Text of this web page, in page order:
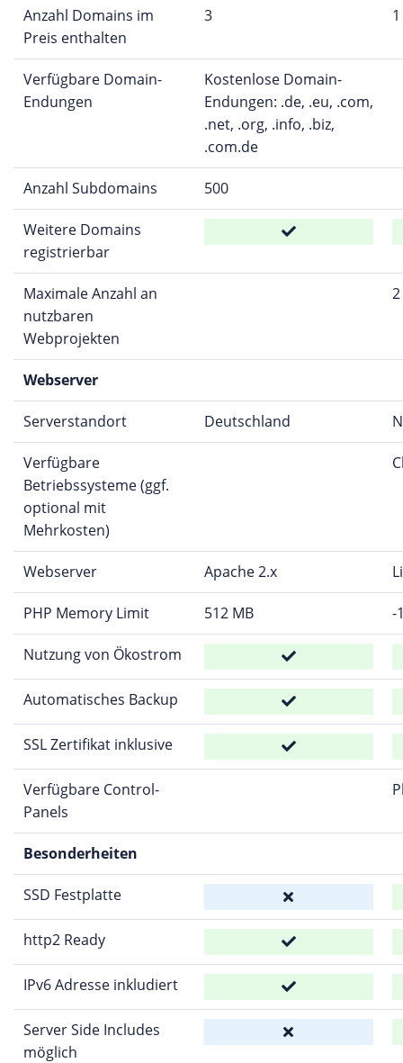
Anzahl Domains im
Preis enthalten
3 1
Verfügbare Domain-
Endungen
Kostenlose Domain-
Endungen: .de, .eu, .com,
.net, .org, .info, .biz,
.com.de
Anzahl Subdomains 500
Weitere Domains
registrierbar
Maximale Anzahl an
nutzbaren
Webprojekten
2
Webserver
Serverstandort Deutschland
Verfügbare
Betriebssysteme (ggf.
optional mit
Mehrkosten)
Webserver Apache 2.x
PHP Memory Limit 512 MB -
Nutzung von Ökostrom
Automatisches Backup
SSL Zertifikat inklusive
Verfügbare Control-
Panels
Besonderheiten
SSD Festplatte
http2 Ready
IPv6 Adresse inkludiert
Server Side Includes
möglich